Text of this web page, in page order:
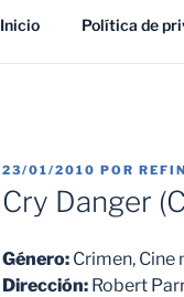
Inicio Política de
PUBLICADO
EL
23/01/2010 POR
Cry Danger
Género: Crimen, Cine
Dirección: Robert